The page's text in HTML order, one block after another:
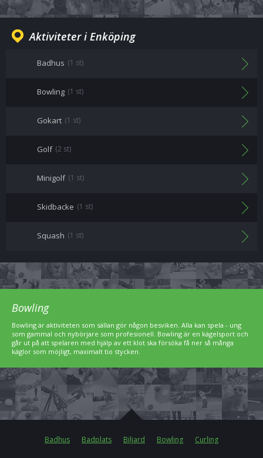
Aktiviteter i Enköping
Badhus (1 st)
Bowling (1 st)
Gokart (1 st)
Golf (2 st)
Minigolf (1 st)
Skidbacke (1 st)
Squash (1 st)
Bowling
Bowling är aktiviteten som sällan gör någon besviken. Alla kan spela - ung
som gammal och nybörjare som profesionell. Bowling är en kägelsport och
går ut på att spelaren med hjälp av ett klot ska försöka få ner så många
käglor som möjligt, maximalt tio stycken.
Badhus Badplats Biljard Bowling Curling